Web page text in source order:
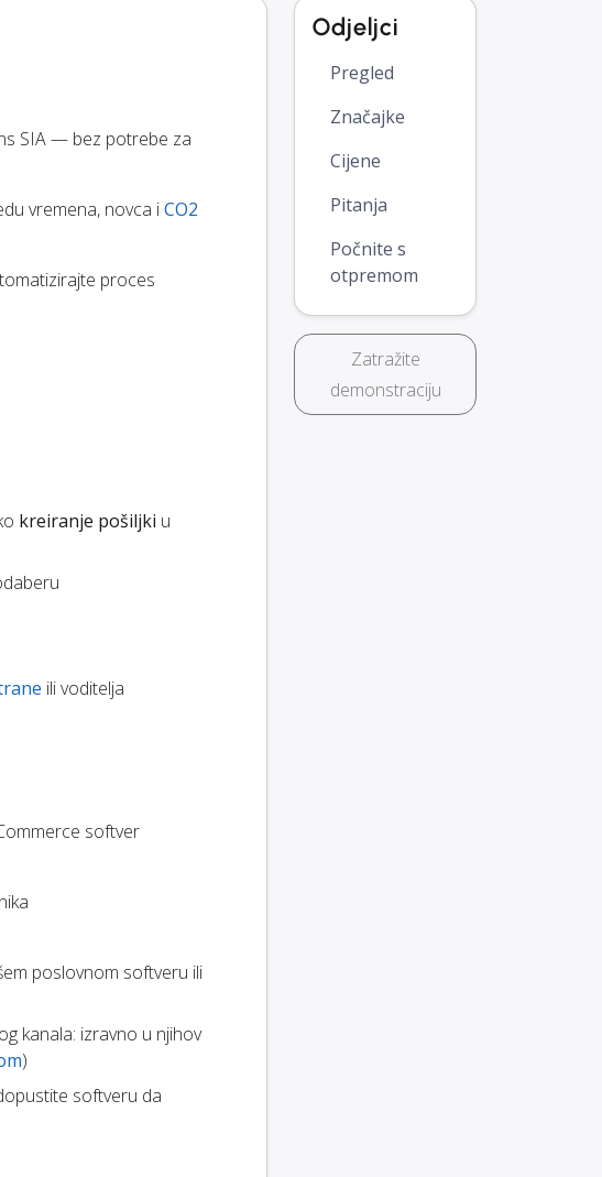
SIA — bez potrebe za
vremena, novca iCO2
proces
kreiranje pošiljki u
ili voditelja
softver
poslovnom softveru ili
kanala: izravno u njihov
)
softveru da
Odjeljci
Pregled
Značajke
Cijene
Pitanja
Počnite s
otpremom
Zatražite
demonstraciju